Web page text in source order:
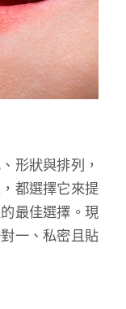
形狀與排列，
都選擇它來提
最佳選擇。現
一、私密且貼